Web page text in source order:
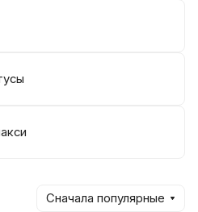
Сначала популярные